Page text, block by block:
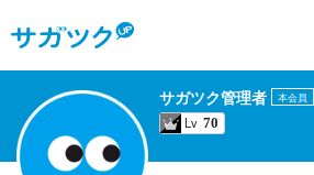
サガツク管理者 本会員
Lv 70